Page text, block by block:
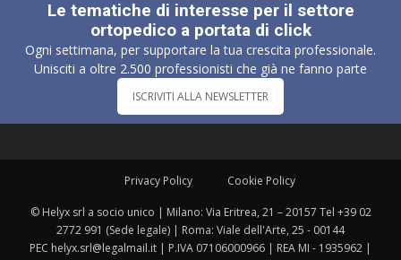
Le tematiche di interesse per il settore
ortopedico a portata di click
Ogni settimana, per supportare la tua crescita professionale.
Unisciti a oltre 2.500 professionisti che già ne fanno parte
ISCRIVITI ALLA NEWSLETTER
Privacy Policy Cookie Policy
© Helyx srl a socio unico | Milano: Via Eritrea, 21 – 20157 Tel +39 02
2772 991 (Sede legale) | Roma: Viale dell'Arte, 25 - 00144
PEC helyx.srl@legalmail.it | P.IVA 07106000966 | REA MI - 1935962 |